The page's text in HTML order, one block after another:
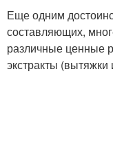
Еще одним
составляющих,
различные ценные
экстракты